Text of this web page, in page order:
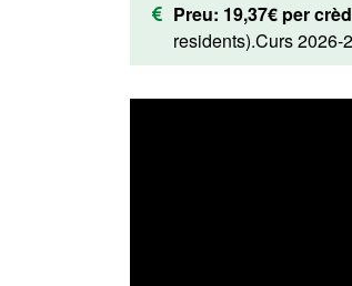
Preu: 19,37€ per
residents).Curs 2026-